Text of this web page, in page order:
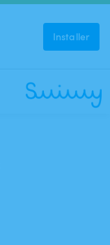
Installer